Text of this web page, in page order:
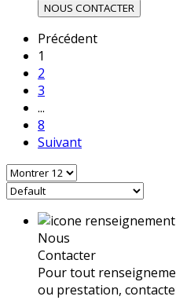
NOUS CONTACTER
Précédent
1
2
3
...
8
Suivant
Nous
Contacter
Pour tout
ou prestation,